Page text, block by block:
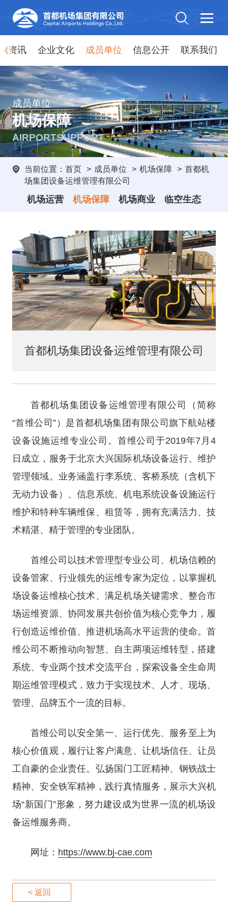
资讯 企业文化 成员单位 信息公开 联系我们
成员单位
机场保障
AIRPORTSUPPORT
当前位置： 首页 > 成员单位 > 机场保障 > 首都机
场集团设备运维管理有限公司
机场运营 机场保障 机场商业 临空生态
首都机场集团设备运维管理有限公司
首都机场集团设备运维管理有限公司（简称
“首维公司”）是首都机场集团有限公司旗下航站楼
设备设施运维专业公司。首维公司于2019年7月4
日成立，服务于北京大兴国际机场设备运行、维护
管理领域。业务涵盖行李系统、客桥系统（含机下
无动力设备）、信息系统、机电系统设备设施运行
维护和特种车辆维保、租赁等，拥有充满活力、技
术精湛、精于管理的专业团队。
首维公司以技术管理型专业公司、机场信赖的
设备管家、行业领先的运维专家为定位，以掌握机
场设备运维核心技术、满足机场关键需求、整合市
场运维资源、协同发展共创价值为核心竞争力，履
行创造运维价值、推进机场高水平运营的使命。首
维公司不断推动向智慧、自主两项运维转型，搭建
系统、专业两个技术交流平台，探索设备全生命周
期运维管理模式，致力于实现技术、人才、现场、
管理、品牌五个一流的目标。
首维公司以安全第一、运行优先、服务至上为
核心价值观，履行让客户满意、让机场信任、让员
工自豪的企业责任。弘扬国门工匠精神、钢铁战士
精神、安全铁军精神，践行真情服务，展示大兴机
场“新国门”形象，努力建设成为世界一流的机场设
备运维服务商。
网址： https://www.bj-cae.com
< 返回